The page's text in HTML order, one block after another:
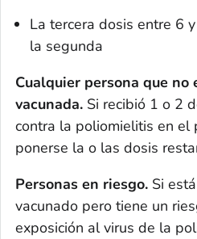
La tercera dosis entre 6
la segunda
Cualquier persona que
vacunada. Si recibió 1 o 2
contra la poliomielitis en el
ponerse la o las dosis
Personas en riesgo. Si
vacunado pero tiene un
exposición al virus de la